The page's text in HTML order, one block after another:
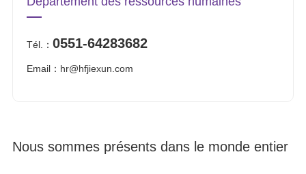
Tél.： 0551-64283682
Email：hr@hfjiexun.com
Nous sommes présents dans le monde entier